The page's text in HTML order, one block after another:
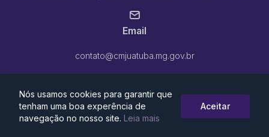
Email
contato@cmjuatuba.mg.gov.br
Nós usamos cookies para garantir que
tenham uma boa experência de
navegação no nosso site. Leia mais
Aceitar